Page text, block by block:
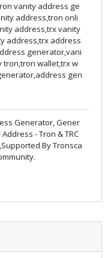
vanity address ge
address,tron onli
address,trx vanity
address,trx address
generator,vani
tron,tron wallet,trx w
gen
Generator, Gener
- Tron & TRC
By Tronsca